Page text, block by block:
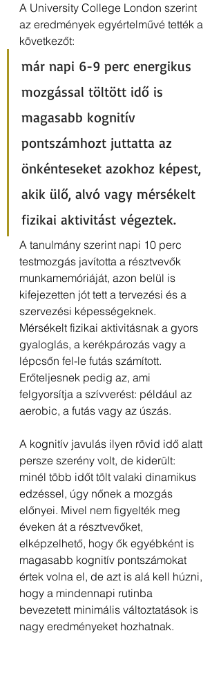
A University College London szerint
az eredmények egyértelművé tették a
következőt:
már napi 6-9 perc energikus
mozgással töltött idő is
magasabb kognitív
pontszámhozt juttatta az
önkénteseket azokhoz képest,
akik ülő, alvó vagy mérsékelt
fizikai aktivitást végeztek.
A tanulmány szerint napi 10 perc
testmozgás javította a résztvevők
munkamemóriáját, azon belül is
kifejezetten jót tett a tervezési és a
szervezési képességeknek.
Mérsékelt fizikai aktivitásnak a gyors
gyaloglás, a kerékpározás vagy a
lépcsőn fel-le futás számított.
Erőteljesnek pedig az, ami
felgyorsítja a szívverést: például az
aerobic, a futás vagy az úszás.
A kognitív javulás ilyen rövid idő alatt
persze szerény volt, de kiderült:
minél több időt tölt valaki dinamikus
edzéssel, úgy nőnek a mozgás
előnyei. Mivel nem figyelték meg
éveken át a résztvevőket,
elképzelhető, hogy ők egyébként is
magasabb kognitív pontszámokat
értek volna el, de azt is alá kell húzni,
hogy a mindennapi rutinba
bevezetett minimális változtatások is
nagy eredményeket hozhatnak.